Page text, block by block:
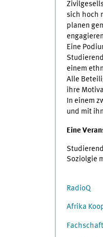
sich hoch
planen
Eine
einem
Alle
ihre
In einem
und mit
Eine
Soziolgie
RadioQ
Afrika